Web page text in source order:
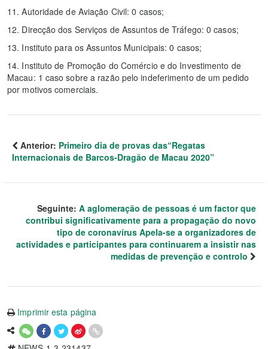
11. Autoridade de Aviação Civil: 0 casos;
12. Direcção dos Serviços de Assuntos de Tráfego: 0 casos;
13. Instituto para os Assuntos Municipais: 0 casos;
14. Instituto de Promoção do Comércio e do Investimento de
Macau: 1 caso sobre a razão pelo indeferimento de um pedido
por motivos comerciais.
Anterior: Primeiro dia de provas das“Regatas
Internacionais de Barcos-Dragão de Macau 2020”
Seguinte: A aglomeração de pessoas é um factor que
contribui significativamente para a propagação do novo
tipo de coronavírus Apela-se a organizadores de
actividades e participantes para continuarem a insistir nas
medidas de prevenção e controlo
Imprimir esta página